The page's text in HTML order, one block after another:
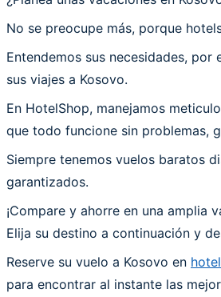
No se preocupe más, porque
Entendemos sus necesidades,
sus viajes a Kosovo.
En HotelShop, manejamos
que todo funcione sin problemas,
Siempre tenemos vuelos baratos
garantizados.
¡Compare y ahorre en una amplia
Elija su destino a continuación y
Reserve su vuelo a Kosovo en
para encontrar al instante las